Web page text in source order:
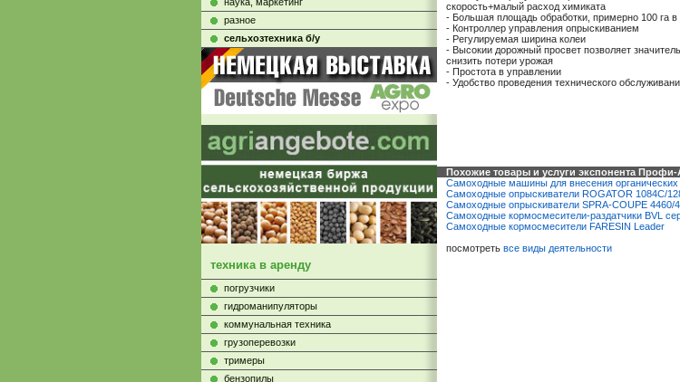
разное
сельхозтехника б/у
техника в аренду
погрузчики
гидроманипуляторы
коммунальная техника
грузоперевозки
тримеры
бензопилы
скорость+малый расход химиката
- Большая площадь обработки, примерно 100 га в
- Контроллер управления опрыскиванием
- Регулируемая ширина колеи
- Высокии дорожный просвет позволяет
снизить потери урожая
- Простота в управлении
- Удобство проведения технического
Похожие товары и услуги экспонента Профи-
Самоходные машины для внесения органических
Самоходные опрыскиватели ROGATOR 1084C/
Самоходные опрыскиватели SPRA-COUPE 4460/
Самоходные кормосмесители-раздатчики BVL
Самоходные кормосмесители FARESIN Leader
посмотреть все виды деятельности